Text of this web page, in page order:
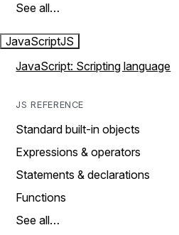
See all…
JavaScriptJS
JavaScript: Scripting language
JS REFERENCE
Standard built-in objects
Expressions & operators
Statements & declarations
Functions
See all…